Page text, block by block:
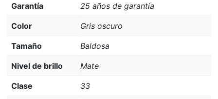
Garantía 25 años de garantía
Color Gris oscuro
Tamaño Baldosa
Nivel de brillo Mate
Clase 33